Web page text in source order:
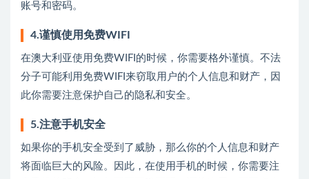
账号和密码。
4.谨慎使用免费WIFI
在澳大利亚使用免费WIFI的时候，你需要格外谨慎。不法
分子可能利用免费WIFI来窃取用户的个人信息和财产，因
此你需要注意保护自己的隐私和安全。
5.注意手机安全
如果你的手机安全受到了威胁，那么你的个人信息和财产
将面临巨大的风险。因此，在使用手机的时候，你需要注